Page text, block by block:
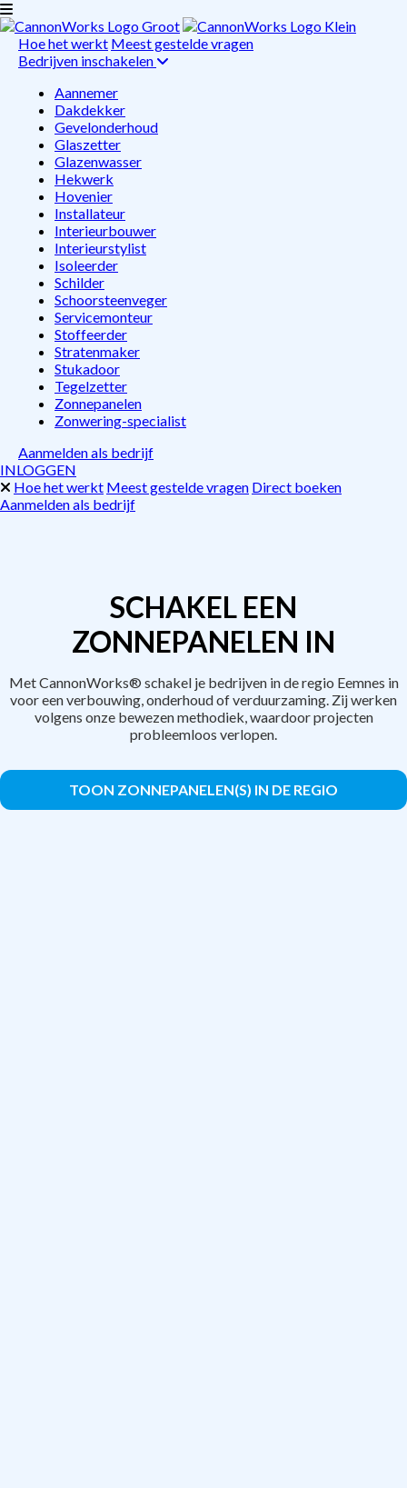
Hoe het werkt Meest gestelde vragen
Bedrijven inschakelen
Aannemer
Dakdekker
Gevelonderhoud
Glaszetter
Glazenwasser
Hekwerk
Hovenier
Installateur
Interieurbouwer
Interieurstylist
Isoleerder
Schilder
Schoorsteenveger
Servicemonteur
Stoffeerder
Stratenmaker
Stukadoor
Tegelzetter
Zonnepanelen
Zonwering-specialist
Aanmelden als bedrijf
INLOGGEN
Hoe het werkt Meest gestelde vragen Direct boeken
Aanmelden als bedrijf
SCHAKEL EEN
ZONNEPANELEN IN
Met CannonWorks® schakel je bedrijven in de regio Eemnes in
voor een verbouwing, onderhoud of verduurzaming. Zij werken
volgens onze bewezen methodiek, waardoor projecten
probleemloos verlopen.
TOON ZONNEPANELEN(S) IN DE REGIO